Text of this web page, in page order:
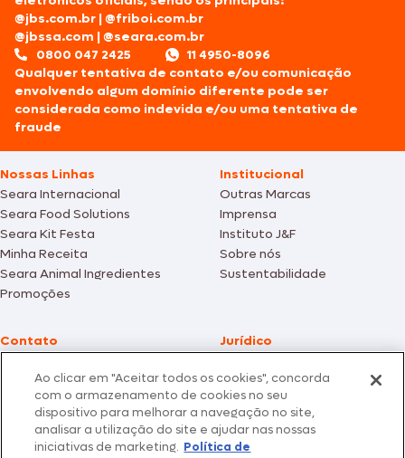
@jbs.com.br |@friboi.com.br
@jbssa.com |@seara.com.br
0800 047 2425
11 4950-8096
Qualquer tentativa de contato e/ou comunicação
envolvendo algum domínio diferente pode ser
considerada como indevida e/ou uma tentativa de
fraude
Nossas Linhas
Seara Internacional
Seara Food Solutions
Seara Kit Festa
Minha Receita
Seara Animal Ingredientes
Promoções
Institucional
Outras Marcas
Imprensa
Instituto J&F
Sobre nós
Sustentabilidade
Contato
SAC: +55 0800 047 2425
Jurídico
Política de privacidade
Fotos meramente ilustrativas | Ofertas válidas enquanto durarem os
estoques dos nossos parceiros | Vendas sujeitas a análise e confirmação
Ao clicar em "Aceitar todos os cookies", concorda
com o armazenamento de cookies no seu
dispositivo para melhorar a navegação no site,
analisar a utilização do site e ajudar nas nossas
iniciativas de marketing. Política de